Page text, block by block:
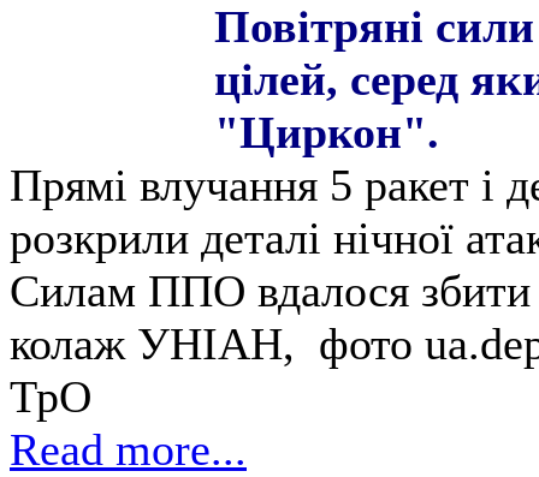
Повітряні
цілей, серед
"Циркон".
Прямі влучання 5 ракет і
розкрили деталі нічної
Силам ППО вдалося збити
колаж УНІАН, фото
ТрО
Read more...